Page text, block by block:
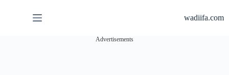
wadiifa.com
Advertisements